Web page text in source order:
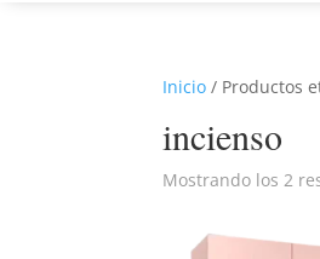
Inicio / Productos
incienso
Mostrando los 2